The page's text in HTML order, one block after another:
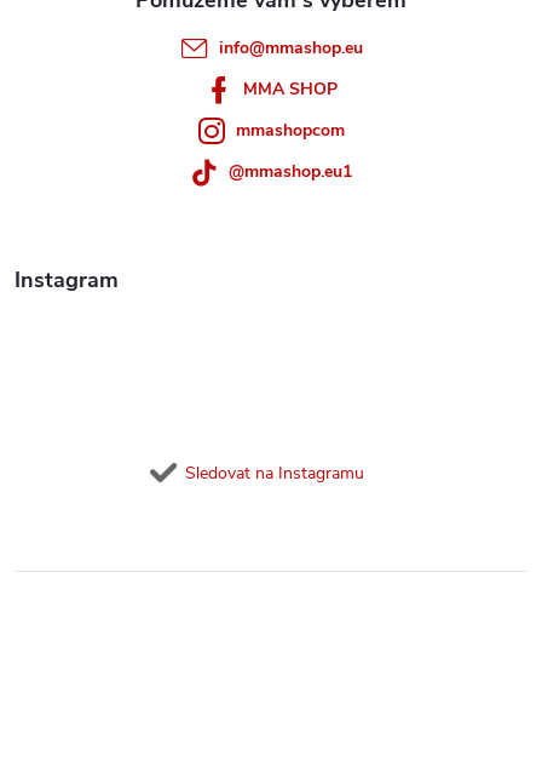
Instagram
Sledovat na Instagramu
info@mmashop.eu
MMA SHOP
mmashopcom
@mmashop.eu1